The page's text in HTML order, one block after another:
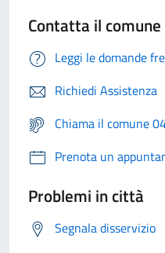
Contatta il comune
Leggi le domande
Richiedi Assistenza
Chiama il comune
Prenota un
Problemi in città
Segnala disservizio